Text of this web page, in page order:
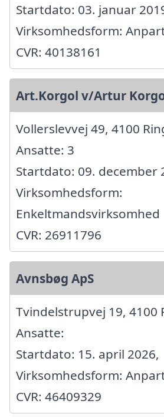
Startdato: 03. januar
Virksomhedsform:
CVR: 40138161
Art.Korgol v/Artur
Vollerslevvej 49, 4100
Ansatte: 3
Startdato: 09. december
Virksomhedsform:
Enkeltmandsvirksomhed
CVR: 26911796
Avnsbøg ApS
Tvindelstrupvej 19, 4100
Ansatte:
Startdato: 15. april 2026,
Virksomhedsform:
CVR: 46409329